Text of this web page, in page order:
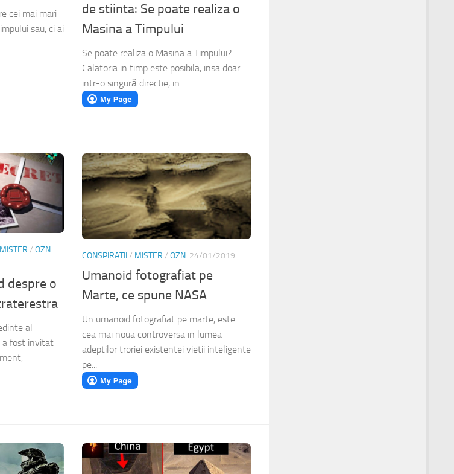
cei mai mari
sau, ci ai
de stiinta: Se poate realiza o
Masina a Timpului
Se poate realiza o Masina a Timpului?
Calatoria in timp este posibila, insa doar
intr-o singură directie, in...
MISTER / OZN
despre o
al
a fost invitat
CONSPIRATII/ MISTER / OZN 24/01/2019
Umanoid fotografiat pe
Marte, ce spune NASA
Un umanoid fotografiat pe marte, este
cea mai noua controversa in lumea
adeptilor troriei existentei vietii inteligente
pe...